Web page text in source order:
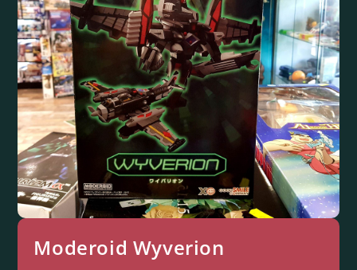
Moderoid Wyverion